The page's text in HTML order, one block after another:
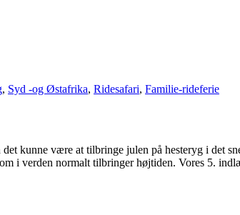
, Syd -og Østafrika, Ridesafari, Familie-rideferie
kunne være at tilbringe julen på hesteryg i det
i verden normalt tilbringer højtiden. Vores 5.